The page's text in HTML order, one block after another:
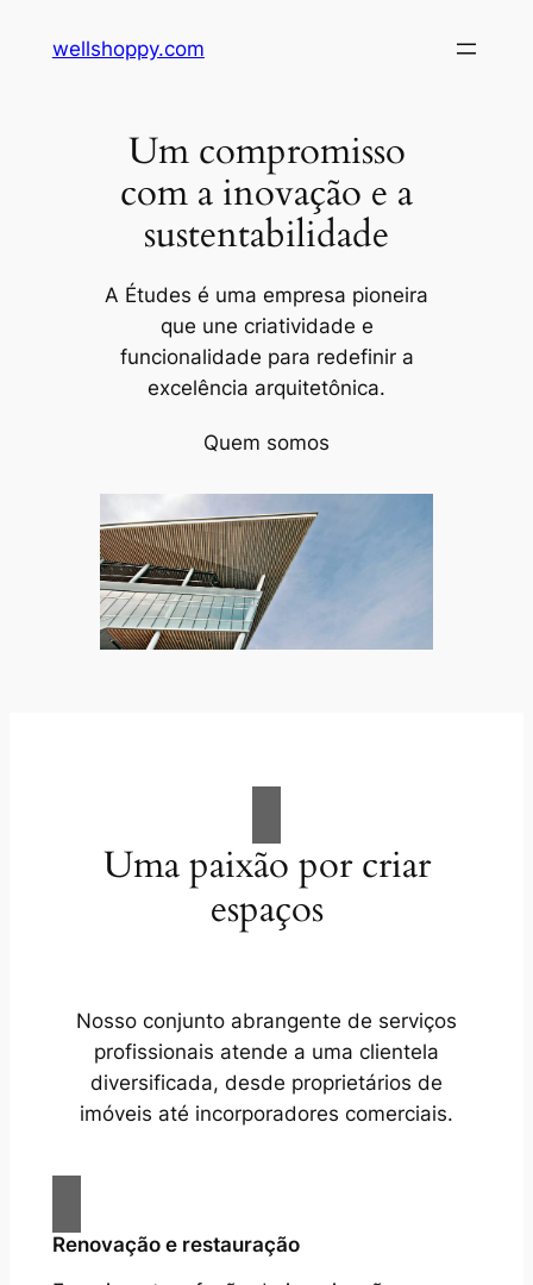
wellshoppy.com
Um compromisso
com a inovação e a
sustentabilidade
A Études é uma empresa pioneira
que une criatividade e
funcionalidade para redefinir a
excelência arquitetônica.
Quem somos
Uma paixão por criar
espaços
Nosso conjunto abrangente de serviços
profissionais atende a uma clientela
diversificada, desde proprietários de
imóveis até incorporadores comerciais.
Renovação e restauração